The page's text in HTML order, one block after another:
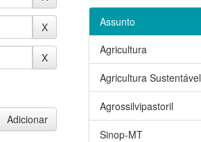
Assunto
Agricultura
Agricultura Sustentável
Agrossilvipastoril
Sinop-MT